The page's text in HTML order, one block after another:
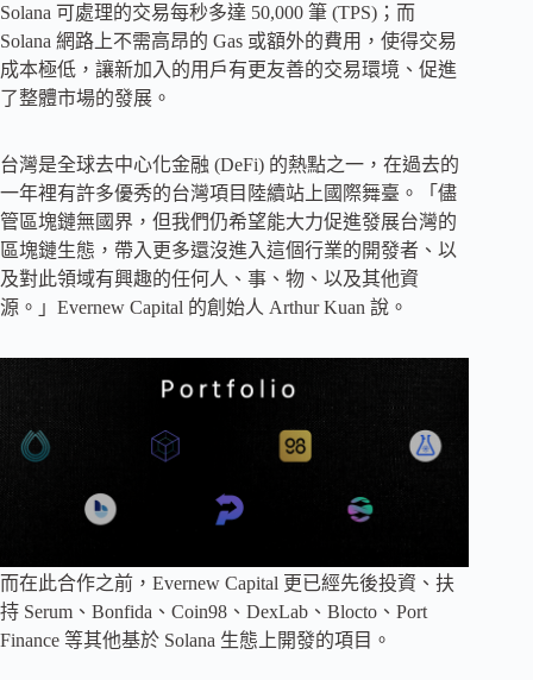
Solana 可處理的交易每秒多達 50,000 筆 (TPS)；而
Solana 網路上不需高昂的 Gas 或額外的費用，使得交易
成本極低，讓新加入的用戶有更友善的交易環境、促進
了整體市場的發展。
台灣是全球去中心化金融 (DeFi) 的熱點之一，在過去的
一年裡有許多優秀的台灣項目陸續站上國際舞臺。「儘
管區塊鏈無國界，但我們仍希望能大力促進發展台灣的
區塊鏈生態，帶入更多還沒進入這個行業的開發者、以
及對此領域有興趣的任何人、事、物、以及其他資
源。」Evernew Capital 的創始人 Arthur Kuan 說。
而在此合作之前，Evernew Capital 更已經先後投資、扶
持 Serum、Bonfida、Coin98、DexLab、Blocto、Port
Finance 等其他基於 Solana 生態上開發的項目。